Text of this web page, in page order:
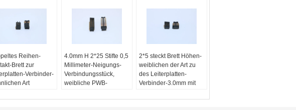
Reihen-
Brett zur
Verbinder-
Art
10M 0.5mm
4.0mm H 2*25 Stifte 0,5
Millimeter-Neigungs-
Verbindungsstück,
weibliche PWB-
5001-BTB0540-50F
2*5 steckt Brett Höhen-
weiblichen der Art zu
des Leiterplatten-
Verbinder-3.0mm mit
fest